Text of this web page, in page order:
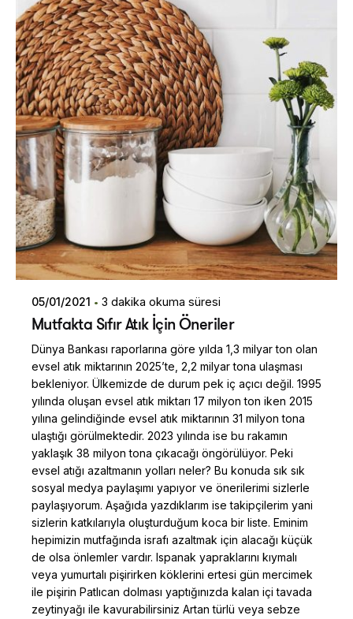
05/01/2021 3 dakika okuma süresi
Mutfakta Sıfır Atık İçin Öneriler
Dünya Bankası raporlarına göre yılda 1,3 milyar ton olan
evsel atık miktarının 2025’te, 2,2 milyar tona ulaşması
bekleniyor. Ülkemizde de durum pek iç açıcı değil. 1995
yılında oluşan evsel atık miktarı 17 milyon ton iken 2015
yılına gelindiğinde evsel atık miktarının 31 milyon tona
ulaştığı görülmektedir. 2023 yılında ise bu rakamın
yaklaşık 38 milyon tona çıkacağı öngörülüyor. Peki
evsel atığı azaltmanın yolları neler? Bu konuda sık sık
sosyal medya paylaşımı yapıyor ve önerilerimi sizlerle
paylaşıyorum. Aşağıda yazdıklarım ise takipçilerim yani
sizlerin katkılarıyla oluşturduğum koca bir liste. Eminim
hepimizin mutfağında israfı azaltmak için alacağı küçük
de olsa önlemler vardır. Ispanak yapraklarını kıymalı
veya yumurtalı pişirirken köklerini ertesi gün mercimek
ile pişirin Patlıcan dolması yaptığınızda kalan içi tavada
zeytinyağı ile kavurabilirsiniz Artan türlü veya sebze